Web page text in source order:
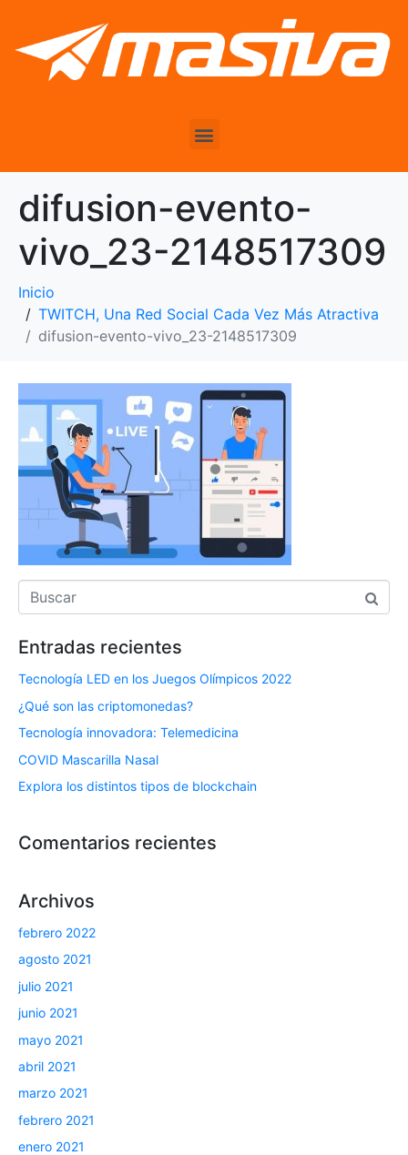
difusion-evento-
vivo_23-2148517309
Inicio
TWITCH, Una Red Social Cada Vez Más Atractiva
difusion-evento-vivo_23-2148517309
Entradas recientes
Tecnología LED en los Juegos Olímpicos 2022
¿Qué son las criptomonedas?
Tecnología innovadora: Telemedicina
COVID Mascarilla Nasal
Explora los distintos tipos de blockchain
Comentarios recientes
Archivos
febrero 2022
agosto 2021
julio 2021
junio 2021
mayo 2021
abril 2021
marzo 2021
febrero 2021
enero 2021